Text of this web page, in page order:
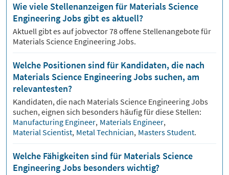
Wie viele Stellenanzeigen für Materials Science
Engineering Jobs gibt es aktuell?
Aktuell gibt es auf jobvector78offene Stellenangebote für
Materials Science Engineering Jobs.
Welche Positionen sind für Kandidaten, die nach
Materials Science Engineering Jobs suchen, am
relevantesten?
Kandidaten, die nach Materials Science EngineeringJobs
suchen, eignen sich besonders häufig für diese Stellen:
Manufacturing Engineer, Materials Engineer,
Material Scientist, Metal Technician, Masters Student.
Welche Fähigkeiten sind für Materials Science
Engineering Jobs besonders wichtig?